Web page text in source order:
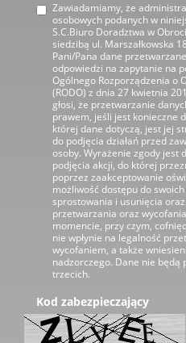
Zawiadamiamy, że
osobowych podanych w
S.C.Biuro Doradztwa w
siedzibą ul. Marszałkowska
Pani/Pana dane
odpowiedzi na zapytanie na
Ogólnego Rozporządzenia o
(RODO) z dnia 27 kwietnia
głosi, że przetwarzanie
prawem, jeśli jest konieczne
której dane dotyczą, jest jej
do podjęcia działań przed
osoby. Wyrażenie zgody jest
podjęcia akcji, do której
poprzez zaakceptowanie
możliwość dostępu do
sprostowania i usunięcia
przetwarzania oraz
momencie, przy czym,
nie wpłynie na legalność
wycofaniem, a także
nadzorczego. Dane nie będą
trzecich.
Kod zabezpieczający